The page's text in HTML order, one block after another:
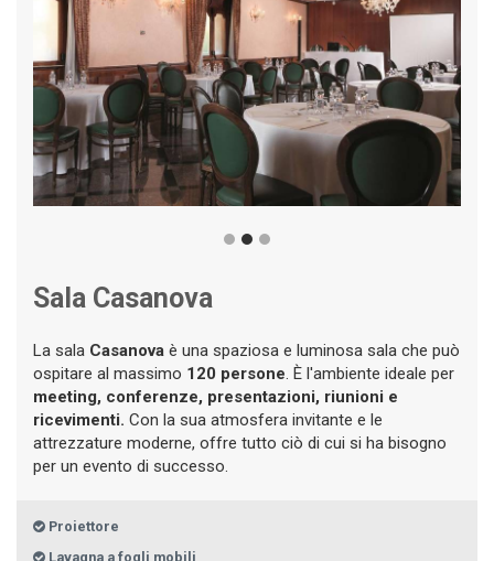
Sala Casanova
La sala Casanova è una spaziosa e luminosa sala che può
ospitare al massimo 120 persone. È l'ambiente ideale per
meeting, conferenze, presentazioni, riunioni e
ricevimenti. Con la sua atmosfera invitante e le
attrezzature moderne, offre tutto ciò di cui si ha bisogno
per un evento di successo.
Proiettore
Lavagna a fogli mobili